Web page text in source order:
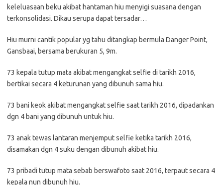
keleluasaan beku akibat hantaman hiu menyigi suasana dengan
terkonsolidasi. Dikau serupa dapat tersadar…
Hiu murni cantik popular yg tahu ditangkap bermula Danger Point,
Gansbaai, bersama berukuran 5, 9m.
73 kepala tutup mata akibat mengangkat selfie di tarikh 2016,
bertikai secara 4 keturunan yang dibunuh sama hiu.
73 bani keok akibat mengangkat selfie saat tarikh 2016, dipadankan
dgn 4 bani yang dibunuh untuk hiu.
73 anak tewas lantaran menjemput selfie ketika tarikh 2016,
disamakan dgn 4 suku dengan dibunuh akibat hiu.
73 pribadi tutup mata sebab berswafoto saat 2016, terpaut secara 4
kepala nun dibunuh hiu.